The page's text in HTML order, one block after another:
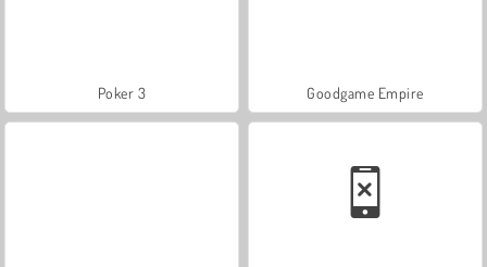
Poker 3 Goodgame Empire